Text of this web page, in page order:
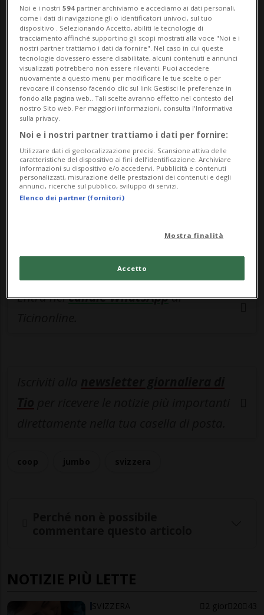
libera della Commissione della
concorrenza. Ora Coop ha deciso di
puntare su Jumbo: in futuro saranno
gestiti con q...
🔐 Sblocca il nostro archivio
esclusivo!
Sottoscrivi un abbonamentoArchivioper
leggere questo articolo, oppure scegli
MyTioAboper accedere all'archivio e
navigare su sito e app senza pubblicità.
Entra nelcanale WhatsAppdi
NOTIZIE PIÙ LETTE
SVIZZERA 2 gior 20 43
Noi e i nostri594 partner archiviamo e accediamo ai dati personali,
come i dati di navigazione gli o identificatori univoci, sul tuo
dispositivo . Selezionando Accetto, abiliti le tecnologie di
tracciamento affinché supportino gli scopi mostrati alla voce "Noi e i
nostri partner trattiamo i dati da fornire". Nel caso in cui queste
tecnologie dovessero essere disabilitate, alcuni contenuti e annunci
visualizzati potrebbero non essere rilevanti. Puoi accedere
nuovamente a questo menu per modificare le tue scelte o per
revocare il consenso facendo clic sul link Gestisci le preferenze in
fondo alla pagina web.. Tali scelte avranno effetto nel contesto del
nostro Sito web. Per maggiori informazioni, consulta l'Informativa
sulla privacy.
Noi e i nostri partner trattiamo i dati per fornire:
Utilizzare dati di geolocalizzazione precisi. Scansione attiva delle
caratteristiche del dispositivo ai fini dell’identificazione. Archiviare
informazioni su dispositivo e/o accedervi. Pubblicità e contenuti
personalizzati, misurazione delle prestazioni dei contenuti e degli
annunci, ricerche sul pubblico, sviluppo di servizi.
Elenco dei partner (fornitori)
Mostra finalità
Accetto